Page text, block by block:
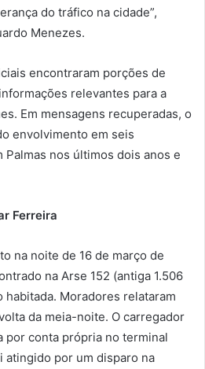
do tráfico na cidade”,
Menezes.
encontraram porções de
relevantes para a
Em mensagens recuperadas, o
envolvimento em seis
nos últimos dois anos e
Ferreira
na noite de 16 de março de
na Arse 152 (antiga 1.506
habitada. Moradores relataram
da meia-noite. O carregador
por conta própria no terminal
atingido por um disparo na